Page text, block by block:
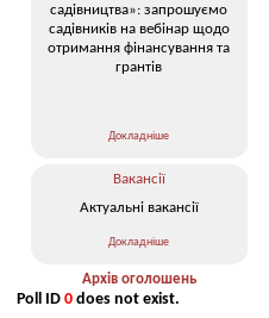
садівництва»: запрошуємо
садівників на вебінар щодо
отримання фінансування та
грантів
Докладніше
Вакансії
Актуальні вакансії
Докладніше
Архів оголошень
Poll ID 0 does not exist.